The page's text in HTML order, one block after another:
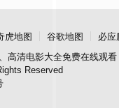
虎地图 谷歌地图
必应
高清电影大全免费在线观看
Reserved